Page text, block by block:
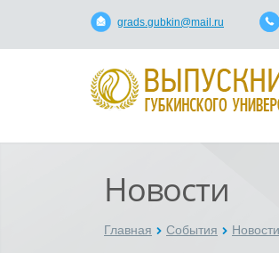
grads.gubkin@mail.ru
Новости
Главная События Новости